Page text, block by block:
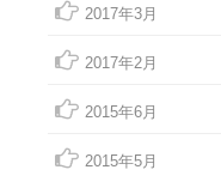
2017年3月
2017年2月
2015年6月
2015年5月